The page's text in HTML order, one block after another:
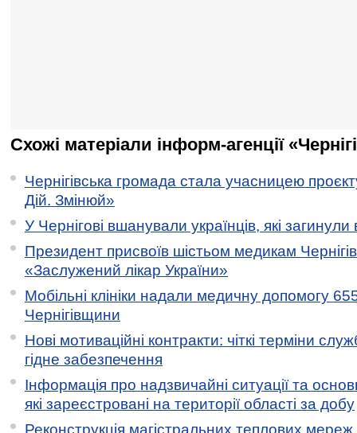
Схожі матеріали інформ-агенції
Чернігівська громада стала учасницею
Дій. Змінюй»
У Чернігові вшанували українців, які загинули
Президент присвоїв шістьом медикам
«Заслужений лікар України»
Мобільні клініки надали медичну допомогу
Чернігівщини
Нові мотиваційні контракти: чіткі терміни
гідне забезпечення
Інформація про надзвичайні ситуації та
які зареєстровані на території області за добу
Реконструкція магістральних теплових мереж